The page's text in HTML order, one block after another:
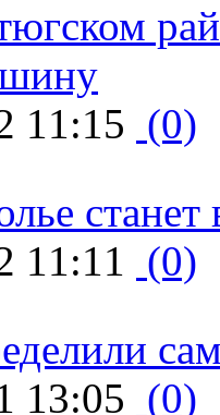
11:15 (0)
11:11 (0)
13:05 (0)